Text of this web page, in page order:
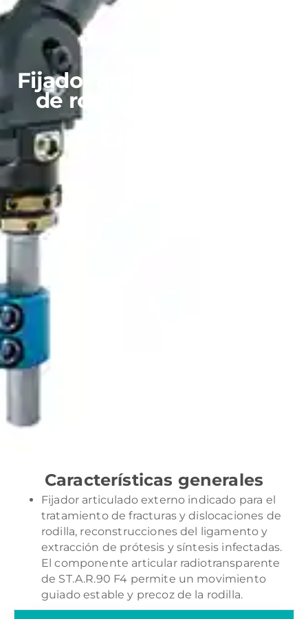
Fijador articulado externo
de rodilla ST.A.R.90 F4
Características generales
Fijador articulado externo indicado para el
tratamiento de fracturas y dislocaciones de
rodilla, reconstrucciones del ligamento y
extracción de prótesis y síntesis infectadas.
El componente articular radiotransparente
de ST.A.R.90 F4 permite un movimiento
guiado estable y precoz de la rodilla.